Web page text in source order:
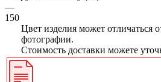
—
150
Цвет изделия может отличаться
фотографии.
Стоимость доставки можете